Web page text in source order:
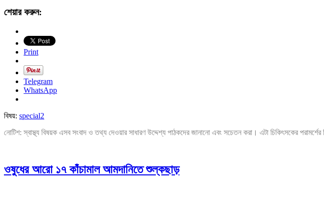
শেয়ার করুন:
Print
Telegram
WhatsApp
বিষয়: special2
নোটিশ: স্বাস্থ্য বিষয়ক এসব সংবাদ ও তথ্য দেওয়ার সাধারণ উদ্দেশ্য পাঠকদের জানানো এবং সচেতন করা। এটা চিকিৎসকের
ওষুধের আরো ১৭ কাঁচামাল আমদানিতে শুল্কছাড়